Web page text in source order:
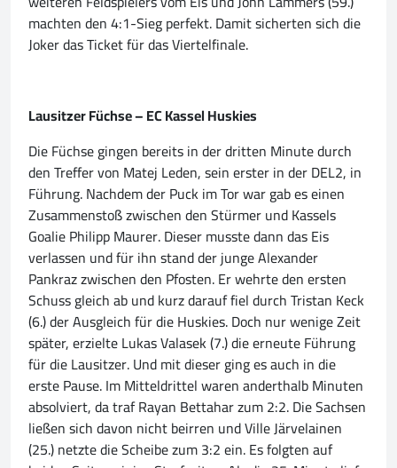
machten den 4:1-Sieg perfekt. Damit sicherten sich die
Joker das Ticket für das Viertelfinale.
Lausitzer Füchse – EC Kassel Huskies
Die Füchse gingen bereits in der dritten Minute durch
den Treffer von Matej Leden, sein erster in der DEL2, in
Führung. Nachdem der Puck im Tor war gab es einen
Zusammenstoß zwischen den Stürmer und Kassels
Goalie Philipp Maurer. Dieser musste dann das Eis
verlassen und für ihn stand der junge Alexander
Pankraz zwischen den Pfosten. Er wehrte den ersten
Schuss gleich ab und kurz darauf fiel durch Tristan Keck
(6.) der Ausgleich für die Huskies. Doch nur wenige Zeit
später, erzielte Lukas Valasek (7.) die erneute Führung
für die Lausitzer. Und mit dieser ging es auch in die
erste Pause. Im Mitteldrittel waren anderthalb Minuten
absolviert, da traf Rayan Bettahar zum 2:2. Die Sachsen
ließen sich davon nicht beirren und Ville Järvelainen
(25.) netzte die Scheibe zum 3:2 ein. Es folgten auf